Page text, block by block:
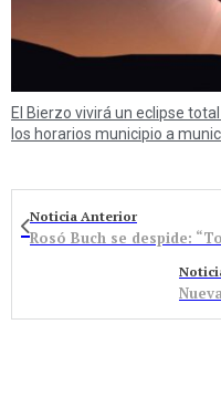
El Bierzo vivirá un eclipse
los horarios municipio a
Noticia Anterior